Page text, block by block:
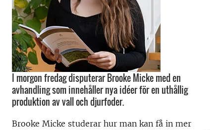
I morgon fredag disputerar Brooke Micke med en
avhandling som innehåller nya idéer för en uthållig
produktion av vall och djurfoder.
Brooke Micke studerar hur man kan få in mer